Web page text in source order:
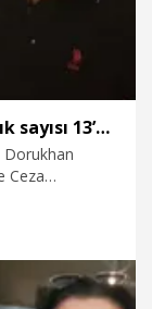
Dorukhan Büyükışık davasında sanık sayısı 13’e yükseldi
Dorukhan
Ceza